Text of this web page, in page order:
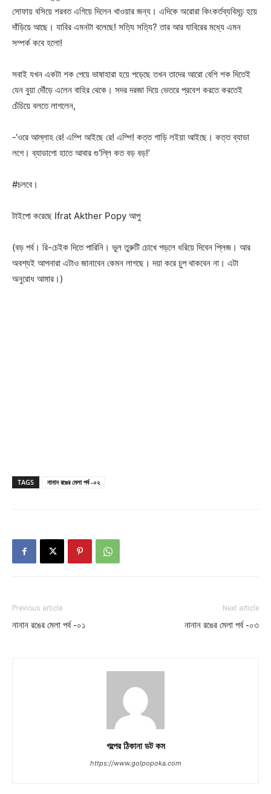
সোফায় বসিয়ে শরবত এগিয়ে দিলেন খাওয়ার জন্য। এদিকে অরোরা কিংকর্তব্যবিমূঢ় হয়ে
দাঁড়িয়ে আছে। যাবির এমনটা বলেছে! সত্যি সত্যি? তার আর যাবিরের মধ্যে এমন
সম্পর্ক কবে হলো!
সবাই যখন একটা শক পেয়ে ভাষাহারা হয়ে পড়েছে তখন তাদের আরো বেশি শক দিতেই
যেন বুয়া দৌঁড়ে এলেন বাহির থেকে। সদর দরজা দিয়ে ভেতরে প্রবেশ করতে করতেই
চেঁচিয়ে বলতে লাগলেন,
-‘ওরে আল্লাহ রে! এম্পি আইছে রে! এম্পি! কত্ত গাড়ি লইয়া আইছে। কত্ত ব্যাডা
লগে। ব্যাডাগো হাতে আবার গু’ল্লি কত বড় বড়!’
#চলবে।
টাইপো করেছে Ifrat Akther Popy আপু
(বড় পর্ব। রি-চেইক দিতে পারিনি। ভুল তুরুটি চোখে পড়লে ধরিয়ে দিবেন প্লিজ। আর
অবশ্যই আপনারা এটাও জানাবেন কেমন লাগছে। দয়া করে চুপ থাকবেন না। এটা
অনুরোধ আমার।)
TAGS নানান রঙের মেলা পর্ব -০২
Previous article
নানান রঙের মেলা পর্ব -০১
Next article
নানান রঙের মেলা পর্ব -০৩
গল্পের ঠিকানা ডট কম
https://www.golpopoka.com